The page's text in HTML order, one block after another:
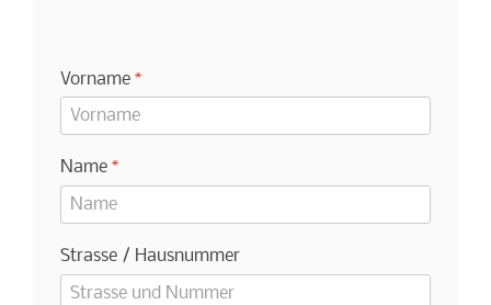
Vorname *
Name *
Strasse / Hausnummer